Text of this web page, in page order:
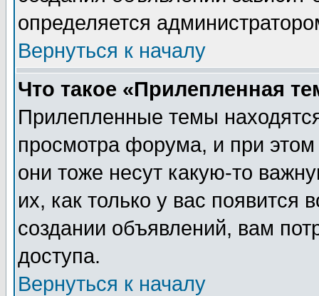
определяется
Вернуться к началу
Что такое «Прилепленная
Прилепленные темы
просмотра форума, и при
они тоже несут какую-то
их, как только у вас появится
создании объявлений, вам
доступа.
Вернуться к началу